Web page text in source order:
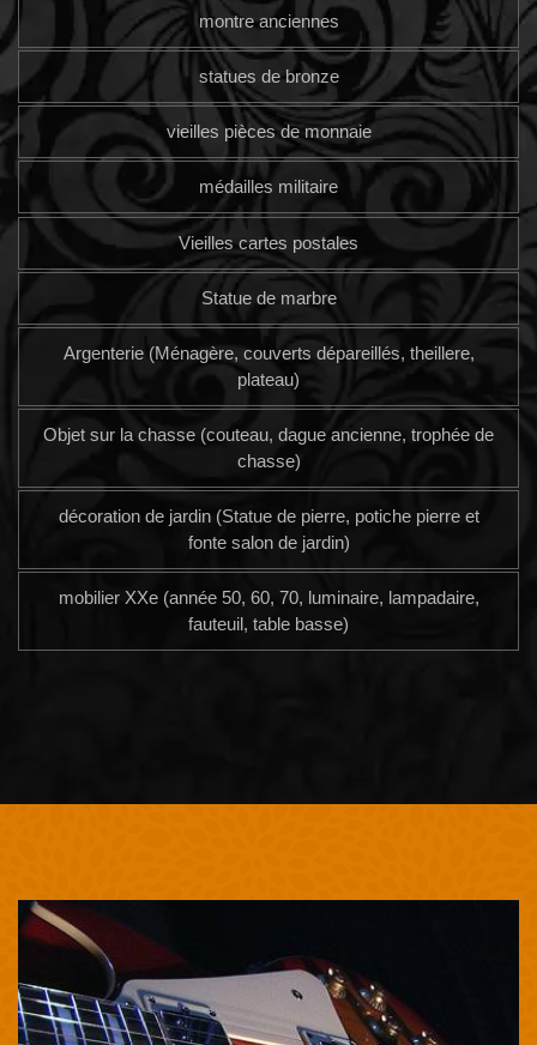
montre anciennes
statues de bronze
vieilles pièces de monnaie
médailles militaire
Vieilles cartes postales
Statue de marbre
Argenterie (Ménagère, couverts dépareillés, theillere,
plateau)
Objet sur la chasse (couteau, dague ancienne, trophée de
chasse)
décoration de jardin (Statue de pierre, potiche pierre et
fonte salon de jardin)
mobilier XXe (année 50, 60, 70, luminaire, lampadaire,
fauteuil, table basse)